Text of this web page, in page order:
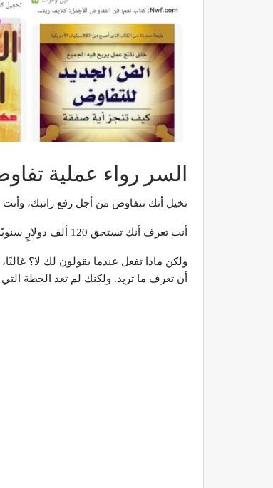
السر رواء عملية
تخيل أنك تتفاوض من أجل رفع راتبك،
أنت تعرف أنك تستحق 120 ألف دولارٍ سنويًا، وليس أقل؛ ولذا قمت بالمطالبة بهذا المبلغ كراتب لك.
ولكن ماذا تفعل عندما يقولون لك لا؟
أن تعرف ما تريد. ولكنك لم تعد الخطة